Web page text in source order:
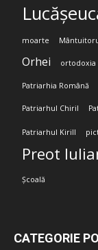
moarte
Orhei ortodoxia
Patriarhia Română
Patriarhul Chiril
Patriarhul Kirill
Preot
Școală
CATEGORIE